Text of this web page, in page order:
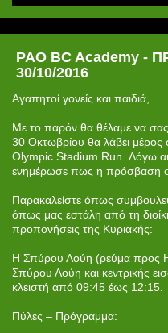
PAO BC Academy -
30/10/2016
Αγαπητοί γονείς και παιδιά,
Με το παρόν θα θέλαμε να
30 Οκτωβρίου θα λάβει μέρος
Olympic Stadium Run. Λόγω
ενημέρωσε πως η πρόσβαση
Παρακαλείστε όπως
όπως μας εστάλη από τη
προπονήσεις της Κυριακής:
Η Σπύρου Λούη (ρεύμα προς
Σπύρου Λούη και κεντρικής
κλειστή από 09:45 έως 12:15.
Πύλες – Πρόγραμμα: